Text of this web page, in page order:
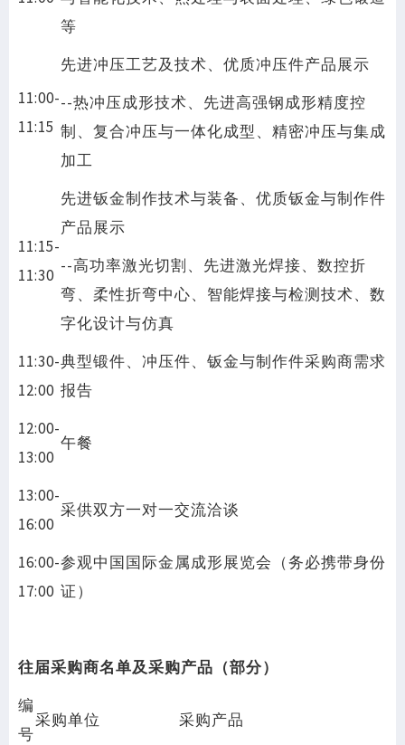
等
11:00-
11:15
先进冲压工艺及技术、优质冲压件产品展示
--热冲压成形技术、先进高强钢成形精度控
制、复合冲压与一体化成型、精密冲压与集成
加工
11:15-
11:30
先进钣金制作技术与装备、优质钣金与制作件
产品展示
--高功率激光切割、先进激光焊接、数控折
弯、柔性折弯中心、智能焊接与检测技术、数
字化设计与仿真
11:30-
12:00
典型锻件、冲压件、钣金与制作件采购商需求
报告
12:00-
13:00
午餐
13:00-
16:00
采供双方一对一交流洽谈
16:00-
17:00
参观中国国际金属成形展览会（务必携带身份
证）
往届采购商名单及采购产品（部分）
编
号
采购单位 采购产品